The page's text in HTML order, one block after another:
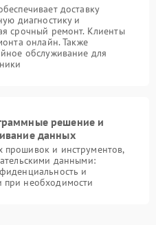
доставку
диагностику и
срочный ремонт. Клиенты
онлайн. Также
обслуживание для
решение и
данных
и инструментов,
данными:
и
при необходимости